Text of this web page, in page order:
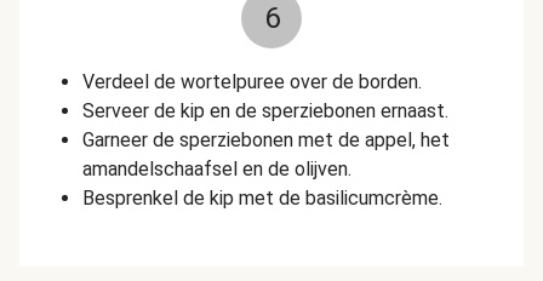
6
Verdeel de wortelpuree over de borden.
Serveer de kip en de sperziebonen ernaast.
Garneer de sperziebonen met de appel, het
amandelschaafsel en de olijven.
Besprenkel de kip met de basilicumcrème.